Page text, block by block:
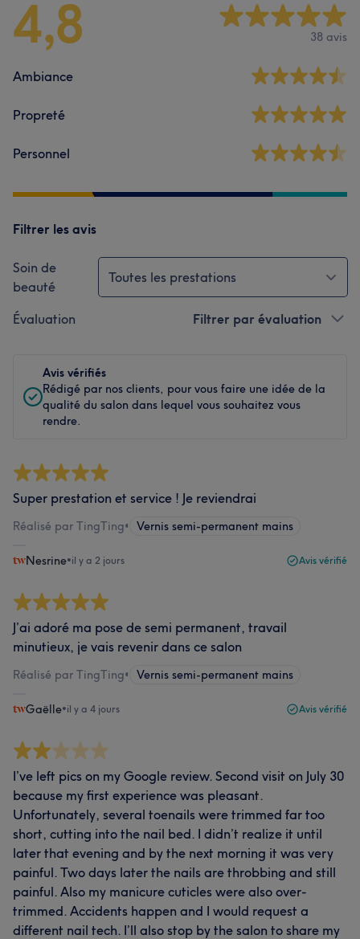
4,8 38 avis
Ambiance
Propreté
Personnel
Filtrer les avis
Soin de
beauté
Toutes les prestations
Évaluation Filtrer par évaluation
Avis vérifiés
Rédigé par nos clients, pour vous faire une idée de la
qualité du salon dans lequel vous souhaitez vous
rendre.
Super prestation et service ! Je reviendrai
Réalisé par TingTing• Vernis semi-permanent mains
Nesrine•il y a 2 jours Avis vérifié
J’ai adoré ma pose de semi permanent, travail
minutieux, je vais revenir dans ce salon
Réalisé par TingTing• Vernis semi-permanent mains
Gaëlle•il y a 4 jours Avis vérifié
I’ve left pics on my Google review. Second visit on July 30
because my first experience was pleasant.
Unfortunately, several toenails were trimmed far too
short, cutting into the nail bed. I didn’t realize it until
later that evening and by the next morning it was very
painful. Two days later the nails are throbbing and still
painful. Also my manicure cuticles were also over-
trimmed. Accidents happen and I would request a
different nail tech. I’ll also stop by the salon to share my